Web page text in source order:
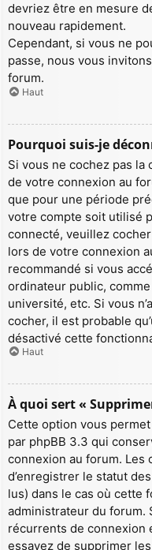
devriez être en mesure
nouveau rapidement.
Cependant, si vous ne
passe, nous vous
forum.
Haut
Pourquoi suis-je
Si vous ne cochez pas la
de votre connexion au
que pour une période
votre compte soit utilisé
connecté, veuillez
lors de votre connexion
recommandé si vous
ordinateur public,
université, etc. Si vous
cocher, il est probable
désactivé cette
Haut
À quoi sert «
Cette option vous
par phpBB 3.3 qui
connexion au forum. Les
d’enregistrer le statut
lus) dans le cas où cette
administrateur du forum.
récurrents de connexion
essayez de supprimer